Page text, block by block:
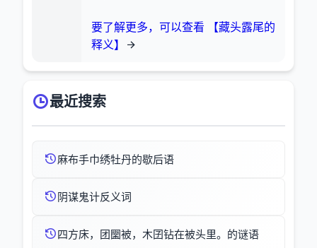
要了解更多，可以查看 【藏头露尾的
释义】
最近搜索
麻布手巾绣牡丹的歇后语
阴谋鬼计反义词
四方床，团圞被，木囝钻在被头里。的谜语